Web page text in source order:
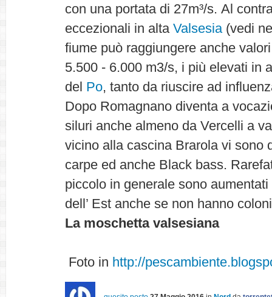
con una portata di 27m³/s. Al
eccezionali in alta Valsesia(vedi
fiume può raggiungere anche
5.500 - 6.000 m3/s, i più elevati in
del Po, tanto da riuscire ad
Dopo Romagnano diventa a
siluri anche almeno da Vercelli a
vicino alla cascina Brarola vi sono
carpe ed anche Black bass.
piccolo in generale sono
dell’ Est anche se non hanno
La moschetta valsesiana
Foto in http://